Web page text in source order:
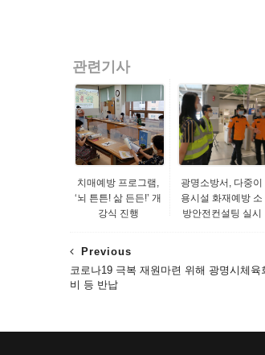
관련기사
치매예방 프로그램,
‘뇌 튼튼! 삶 든든!’ 개
강식 진행
광명소방서, 다중이
용시설 화재예방 소
방안전컨설팅 실시
Previous
코로나19 극복 재원마련 위해 광명시체육
비 등 반납